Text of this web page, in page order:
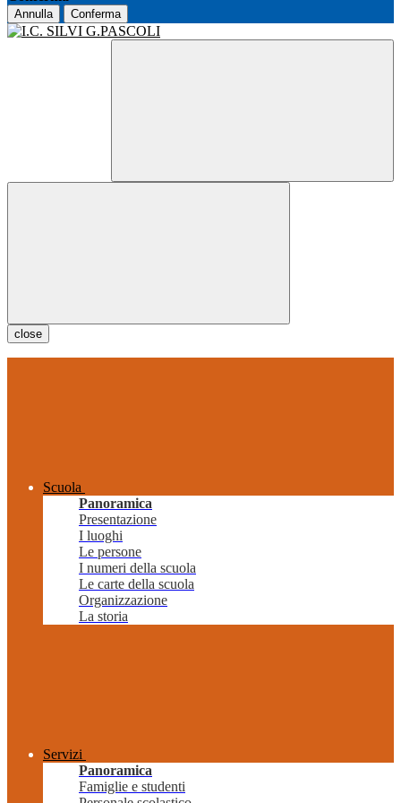
Annulla Conferma
close
Scuola
Panoramica
Presentazione
I luoghi
Le persone
I numeri della scuola
Le carte della scuola
Organizzazione
La storia
Servizi
Panoramica
Famiglie e studenti